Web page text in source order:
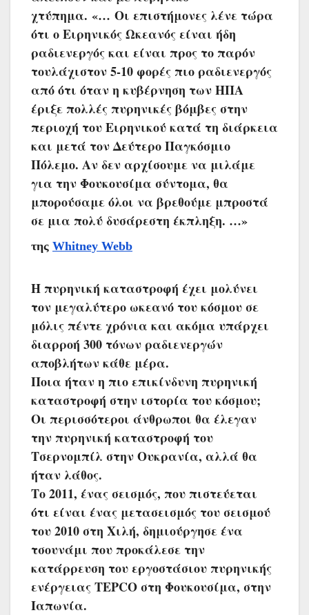
χτύπημα. «… Οι επιστήμονες λένε τώρα
ότι ο Ειρηνικός Ωκεανός είναι ήδη
ραδιενεργός και είναι προς το παρόν
τουλάχιστον 5-10 φορές πιο ραδιενεργός
από ότι όταν η κυβέρνηση των ΗΠΑ
έριξε πολλές πυρηνικές βόμβες στην
περιοχή του Ειρηνικού κατά τη διάρκεια
και μετά τον Δεύτερο Παγκόσμιο
Πόλεμο. Αν δεν αρχίσουμε να μιλάμε
για την Φουκουσίμα σύντομα, θα
μπορούσαμε όλοι να βρεθούμε μπροστά
σε μια πολύ δυσάρεστη έκπληξη. …»
της Whitney Webb
Η πυρηνική καταστροφή έχει μολύνει
τον μεγαλύτερο ωκεανό του κόσμου σε
μόλις πέντε χρόνια και ακόμα υπάρχει
διαρροή 300 τόνων ραδιενεργών
αποβλήτων κάθε μέρα.
Ποια ήταν η πιο επικίνδυνη πυρηνική
καταστροφή στην ιστορία του κόσμου;
Οι περισσότεροι άνθρωποι θα έλεγαν
την πυρηνική καταστροφή του
Τσερνομπίλ στην Ουκρανία, αλλά θα
ήταν λάθος.
Το 2011, ένας σεισμός, που πιστεύεται
ότι είναι ένας μετασεισμός του σεισμού
του 2010 στη Χιλή, δημιούργησε ένα
τσουνάμι που προκάλεσε την
κατάρρευση του εργοστάσιου πυρηνικής
ενέργειας TEPCO στη Φουκουσίμα, στην
Ιαπωνία.